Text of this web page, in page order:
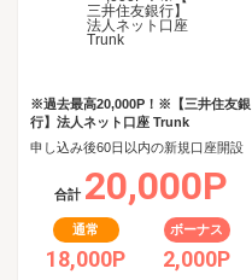
※過去最高20,000P！※【三井住友銀
行】法人ネット口座 Trunk
申し込み後60日以内の新規口座開設
合計 20,000P
通常
18,000P
ボーナス
2,000P